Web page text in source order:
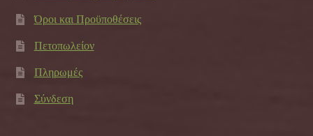
Όροι και Προϋποθέσεις
Πετοπωλείον
Πληρωμές
Σύνδεση